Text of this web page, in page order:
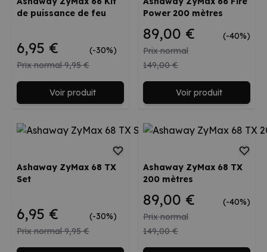
de puissance de feu
6,95 €
Prix normal 9,95 €
(-30%)
Voir produit
Power 200 mètres
89,00 €
Prix normal
149,00 €
(-40%)
Voir produit
Ashaway ZyMax 68 TX
Set
6,95 €
Prix normal 9,95 €
(-30%)
Ashaway ZyMax 68 TX
200 mètres
89,00 €
Prix normal
149,00 €
(-40%)